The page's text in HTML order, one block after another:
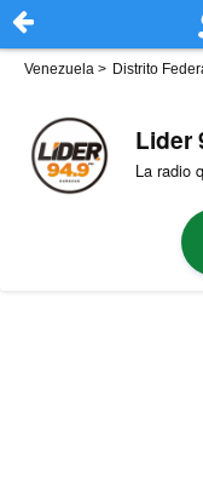
Venezuela > Distrito
Lider
La radio